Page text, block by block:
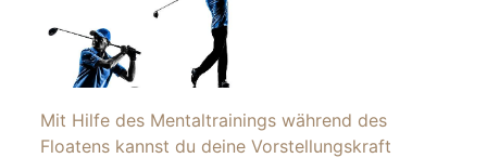
Mit Hilfe des Mentaltrainings während des
Floatens kannst du deine Vorstellungskraft